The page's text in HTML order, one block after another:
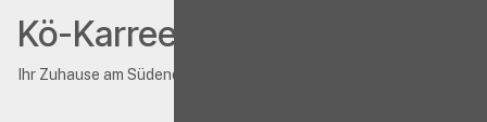
Kö-Karree
Ihr Zuhause am Südende der Königsallee